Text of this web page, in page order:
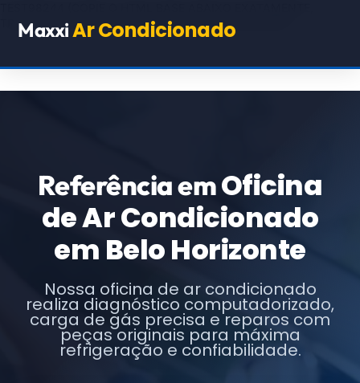
TROCANDO APENAS OS TEXTOS E URLs INDICADOS)
MaxxiAr Condicionado
Referência emOficina
de Ar Condicionado
em Belo Horizonte
Nossa oficina de ar condicionado
realiza diagnóstico computadorizado,
carga de gás precisa e reparos com
peças originais para máxima
refrigeração e confiabilidade.